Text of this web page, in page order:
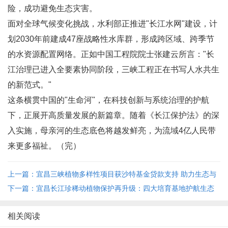
险，成功避免生态灾害。
面对全球气候变化挑战，水利部正推进"长江水网"建设，计
划2030年前建成47座战略性水库群，形成跨区域、跨季节
的水资源配置网络。正如中国工程院院士张建云所言："长
江治理已进入全要素协同阶段，三峡工程正在书写人水共生
的新范式。"
这条横贯中国的"生命河"，在科技创新与系统治理的护航
下，正展开高质量发展的新篇章。随着《长江保护法》的深
入实施，母亲河的生态底色将越发鲜亮，为流域4亿人民带
来更多福祉。（完）
上一篇：宜昌三峡植物多样性项目获沙特基金贷款支持 助力生态与
民生双提升 ...
下一篇：宜昌长江珍稀动植物保护再升级：四大培育基地护航生态
相关阅读